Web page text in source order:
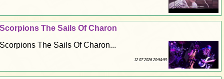
Scorpions The Sails Of Charon
Scorpions The Sails Of Charon...
12 07 2026 20:54:59